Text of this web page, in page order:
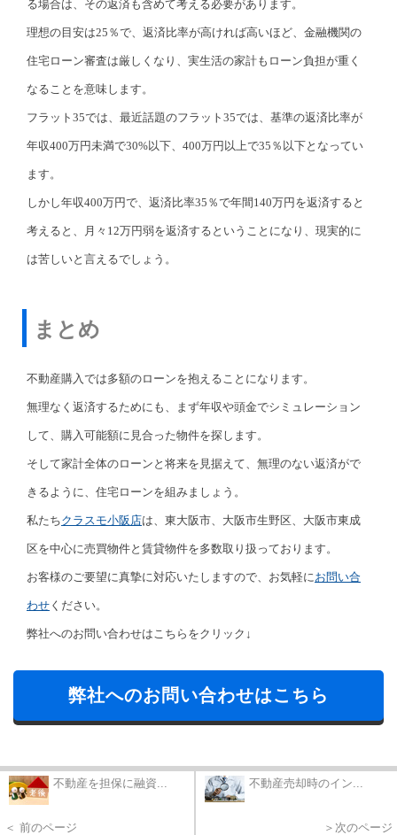
る場合は、その返済も含めて考える必要があります。
理想の目安は25％で、返済比率が高ければ高いほど、金融機関の
住宅ローン審査は厳しくなり、実生活の家計もローン負担が重く
なることを意味します。
フラット35では、最近話題のフラット35では、基準の返済比率が
年収400万円未満で30%以下、400万円以上で35％以下となってい
ます。
しかし年収400万円で、返済比率35％で年間140万円を返済すると
考えると、月々12万円弱を返済するということになり、現実的に
は苦しいと言えるでしょう。
まとめ
不動産購入では多額のローンを抱えることになります。
無理なく返済するためにも、まず年収や頭金でシミュレーション
して、購入可能額に見合った物件を探します。
そして家計全体のローンと将来を見据えて、無理のない返済がで
きるように、住宅ローンを組みましょう。
私たちクラスモ小阪店は、東大阪市、大阪市生野区、大阪市東成
区を中心に売買物件と賃貸物件を多数取り扱っております。
お客様のご要望に真摯に対応いたしますので、お気軽に お問い合
わせ ください。
弊社へのお問い合わせはこちらをクリック↓
弊社へのお問い合わせはこちら
不動産を担保に融資...
＜ 前のページ
不動産売却時のイン...
＞次のページ